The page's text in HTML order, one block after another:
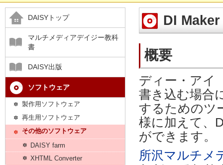
DAISYトップ
マルチメディアデイジー教科
書
DAISY出版
ソフトウェア
製作用ソフトウェア
再生用ソフトウェア
その他のソフトウェア
DAISY farm
XHTML Converter
DI Maker
概要
ディー・アイ
書き込む場合
するためのツ
様に加えて、
ができます。
所沢マルチメ